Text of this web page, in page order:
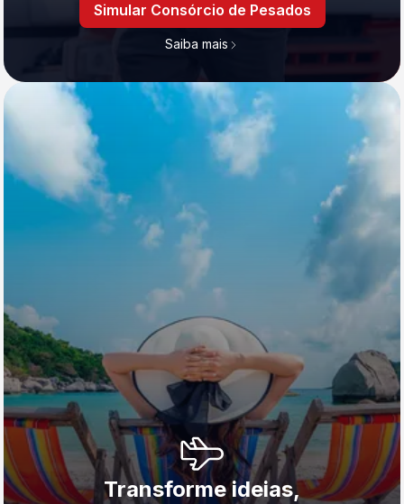
Simular Consórcio de Pesados
Saiba mais
Transforme ideias,